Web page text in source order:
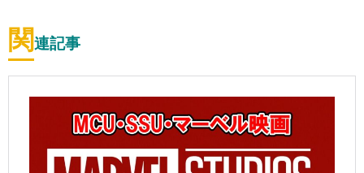
関連記事